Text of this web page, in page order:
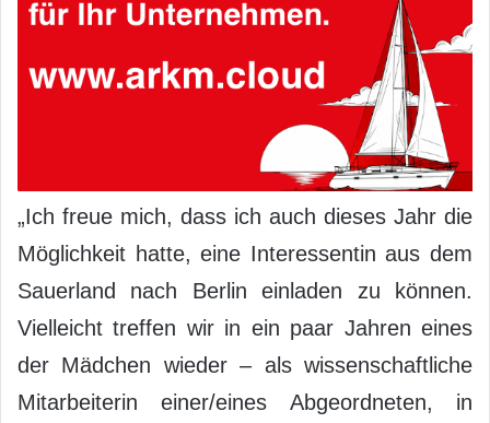
„Ich freue mich, dass ich auch dieses Jahr die
Möglichkeit hatte, eine Interessentin aus dem
Sauerland nach Berlin einladen zu können.
Vielleicht treffen wir in ein paar Jahren eines
der Mädchen wieder – als wissenschaftliche
Mitarbeiterin einer/eines Abgeordneten, in